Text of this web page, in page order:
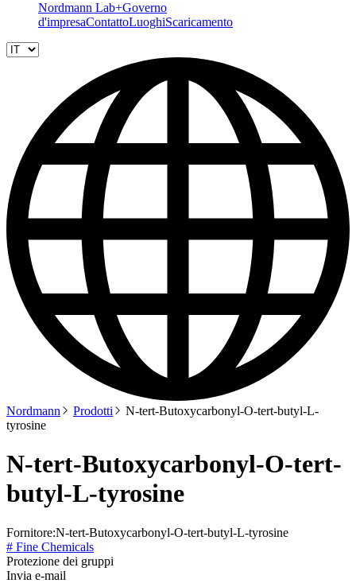
Nordmann Lab+Governo
d'impresaContattoLuoghiScaricamento
Nordmann Prodotti
N-tert-Butoxycarbonyl-O-tert-butyl-L-
tyrosine
N-tert-Butoxycarbonyl-O-tert-
butyl-L-tyrosine
Fornitore:N-tert-Butoxycarbonyl-O-tert-butyl-L-tyrosine
# Fine Chemicals
Protezione dei gruppi
Invia e-mail